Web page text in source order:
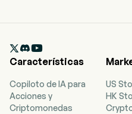

Características
Copiloto de IA para
Acciones y
Criptomonedas
US
HK